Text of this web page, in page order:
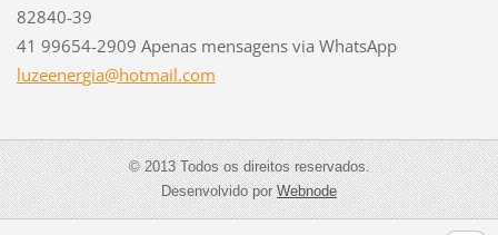
82840-39
41 99654-2909 Apenas mensagens via WhatsApp
luzeenergia@hotmail.com
© 2013 Todos os direitos reservados.
Desenvolvido porWebnode